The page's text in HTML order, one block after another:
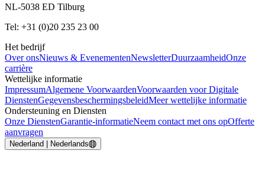
NL-5038 ED Tilburg
Tel: +31 (0)20 235 23 00
Het bedrijf
Over onsNieuws & EvenementenNewsletterDuurzaamheidOnze
carrière
Wettelijke informatie
ImpressumAlgemene VoorwaardenVoorwaarden voor Digitale
DienstenGegevensbeschermingsbeleidMeer wettelijke informatie
Ondersteuning en Diensten
Onze DienstenGarantie-informatieNeem contact met ons opOfferte
aanvragen
Nederland | Nederlands